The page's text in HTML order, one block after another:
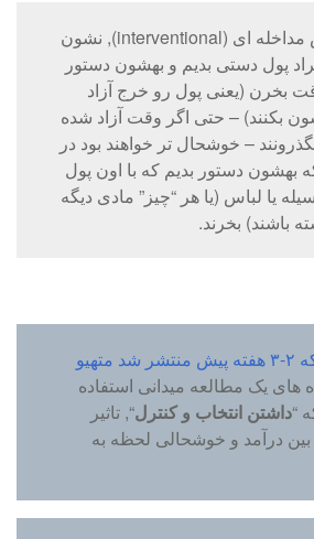
(۳) در یک آزمایش مداخله ای (interventional), نشون
پول دستی بدیم و بهشون دستور
بخرن (یعنی پول رو خرج آزاد
بکنند) – حتی اگر وقت آزاد شده
– خوشحال تر خواهند بود در
بهشون دستور بدیم که با اون پول
یا لباس (یا هر “چیز” مادی دیگه
باشند) بخرند.
در مقاله جدیدی که ۲-۳ هفته پیش منتشر شد متهیو
های یک مطالعه میدانی استفاده
“داشتن انتخاب و کنترل“, تاثیر
درآمد و خوشحالی لحظه به